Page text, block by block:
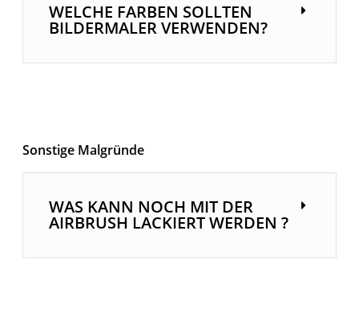
WELCHE FARBEN SOLLTEN
BILDERMALER VERWENDEN?
Sonstige Malgründe
WAS KANN NOCH MIT DER
AIRBRUSH LACKIERT WERDEN ?